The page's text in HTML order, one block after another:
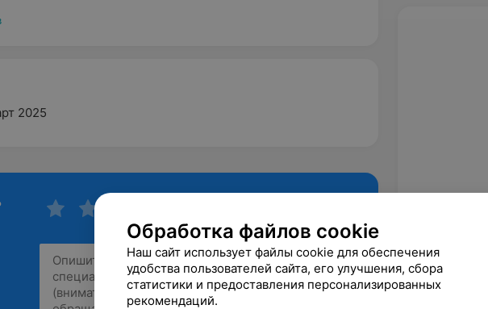
2025
Обработка файлов cookie
Наш сайт использует файлы cookie для обеспечения
удобства пользователей сайта, его улучшения, сбора
статистики и предоставления персонализированных
рекомендаций.